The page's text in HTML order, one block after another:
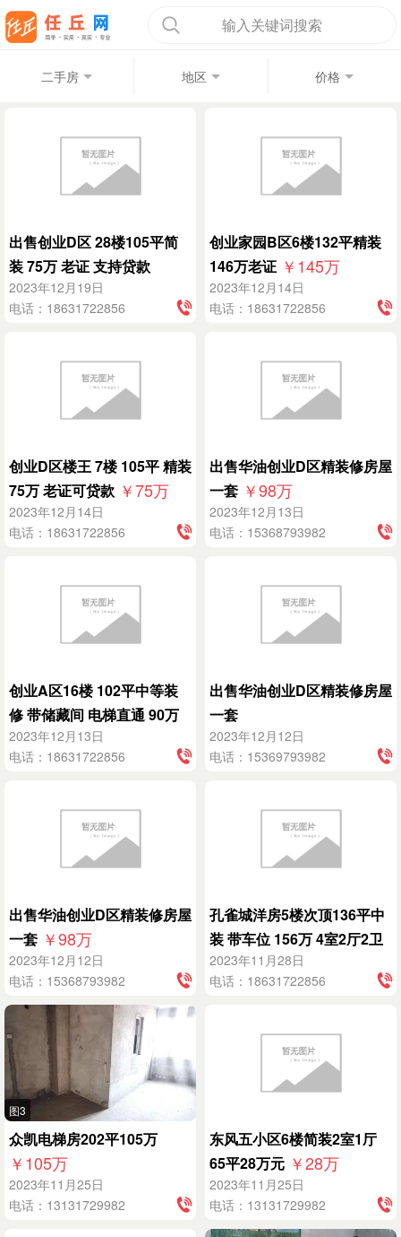
输入关键词搜索
二手房 地区 价格
出售创业D区 28楼105平简
装 75万 老证 支持贷款
￥75万
2023年12月19日
电话：18631722856
创业家园B区6楼132平精装
146万老证 ￥145万
2023年12月14日
电话：18631722856
创业D区楼王 7楼 105平 精装
75万 老证可贷款 ￥75万
2023年12月14日
电话：18631722856
出售华油创业D区精装修房屋
一套 ￥98万
2023年12月13日
电话：15368793982
创业A区16楼 102平中等装
修 带储藏间 电梯直通 90万
老证 ￥899999.9
2023年12月13日
电话：18631722856
出售华油创业D区精装修房屋
一套
2023年12月12日
电话：15369793982
出售华油创业D区精装修房屋
一套 ￥98万
2023年12月12日
电话：15368793982
孔雀城洋房5楼次顶136平中
装 带车位 156万 4室2厅2卫
￥156万
2023年11月28日
电话：18631722856
图3
众凯电梯房202平105万
￥105万
2023年11月25日
电话：13131729982
东风五小区6楼简装2室1厅
65平28万元 ￥28万
2023年11月25日
电话：13131729982